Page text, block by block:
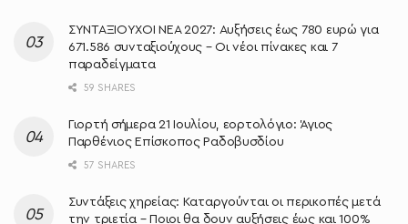
ΣΥΝΤΑΞΙΟΥΧΟΙ ΝΕΑ 2027: Αυξήσεις έως 780 ευρώ για
671.586 συνταξιούχους – Οι νέοι πίνακες και 7
παραδείγματα
59 SHARES
Γιορτή σήμερα 21 Ιουλίου, εορτολόγιο: Άγιος
Παρθένιος Επίσκοπος Ραδοβυσδίου
57 SHARES
Συντάξεις χηρείας: Καταργούνται οι περικοπές μετά
την τριετία – Ποιοι θα δουν αυξήσεις έως και 100%